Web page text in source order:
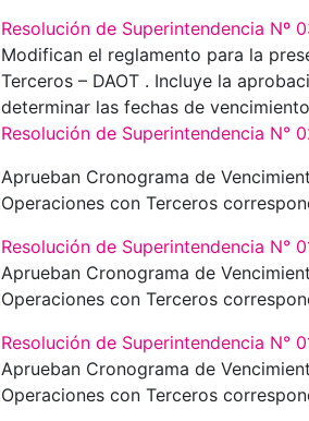
Resolución de Superintendencia Nº
Modifican el reglamento para la
Terceros – DAOT . Incluye la
determinar las fechas de
Resolución de Superintendencia N°
Aprueban Cronograma de
Operaciones con Terceros
Resolución de Superintendencia N°
Aprueban Cronograma de
Operaciones con Terceros
Resolución de Superintendencia N°
Aprueban Cronograma de
Operaciones con Terceros